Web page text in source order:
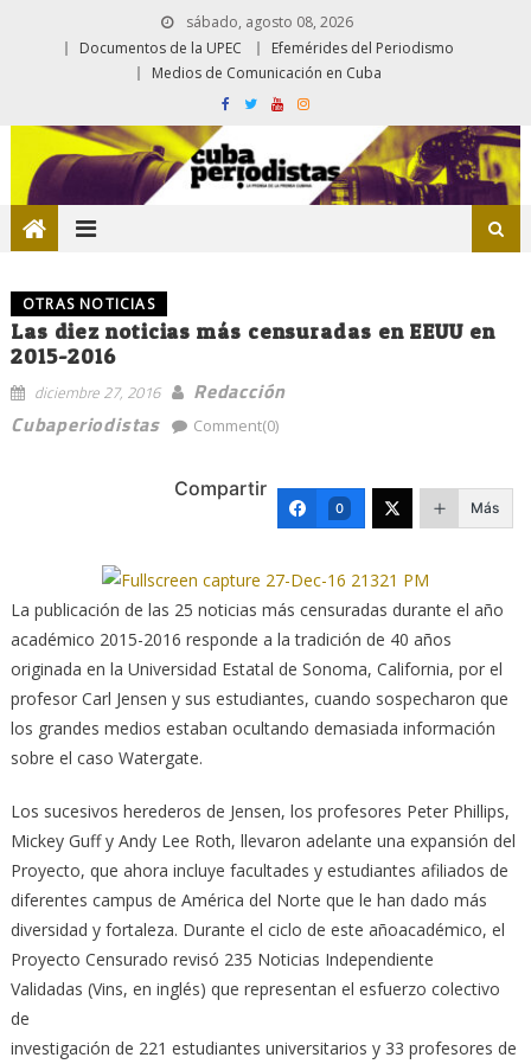
sábado, agosto 08, 2026
Documentos de la UPEC
Efemérides del Periodismo
Medios de Comunicación en Cuba
OTRAS NOTICIAS
Las diez noticias más censuradas en EEUU en
2015-2016
diciembre 27, 2016
Redacción
Cubaperiodistas
Comment(0)
Compartir
0 Más
La publicación de las 25 noticias más censuradas durante el año
académico 2015-2016 responde a la tradición de 40 años
originada en la Universidad Estatal de Sonoma, California, por el
profesor Carl Jensen y sus estudiantes, cuando sospecharon que
los grandes medios estaban ocultando demasiada información
sobre el caso Watergate.
Los sucesivos herederos de Jensen, los profesores Peter Phillips,
Mickey Guff y Andy Lee Roth, llevaron adelante una expansión del
Proyecto, que ahora incluye facultades y estudiantes afiliados de
diferentes campus de América del Norte que le han dado más
diversidad y fortaleza. Durante el ciclo de este añoacadémico, el
Proyecto Censurado revisó 235 Noticias Independiente
Validadas (Vins, en inglés) que representan el esfuerzo colectivo
de
investigación de 221 estudiantes universitarios y 33 profesores de